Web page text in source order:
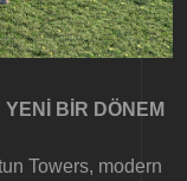
BİR DÖNEM
Towers, modern